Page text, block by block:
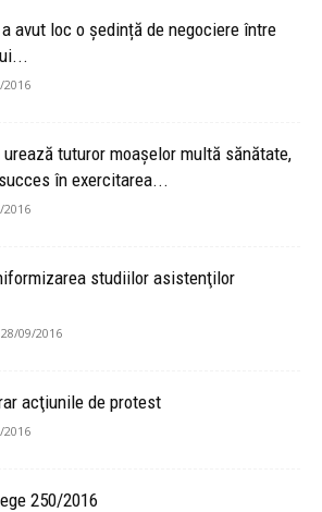
avut loc o ședință de negociere între
2016
urează tuturor moaşelor multă sănătate,
în exercitarea...
2016
studiilor asistenţilor
28/09/2016
acţiunile de protest
2016
250/2016